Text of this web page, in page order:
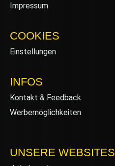
Impressum
COOKIES
Einstellungen
INFOS
Kontakt & Feedback
Werbemöglichkeiten
UNSERE WEBSITES